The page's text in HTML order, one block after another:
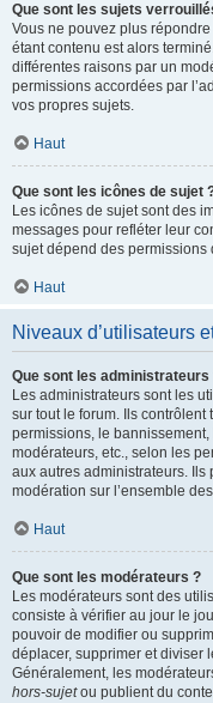
Que sont les sujets
Vous ne pouvez plus
étant contenu est alors
différentes raisons par un
permissions accordées par
vos propres sujets.
Haut
Que sont les icônes de sujet
Les icônes de sujet sont des
messages pour refléter leur
sujet dépend des permissions
Haut
Niveaux d’utilisateurs
Que sont les administrateurs
Les administrateurs sont les
sur tout le forum. Ils
permissions, le
modérateurs, etc., selon les
aux autres administrateurs. Ils
modération sur l’ensemble
Haut
Que sont les modérateurs ?
Les modérateurs sont des
consiste à vérifier au jour le
pouvoir de modifier ou
déplacer, supprimer et diviser
Généralement, les
hors-sujetou publient du